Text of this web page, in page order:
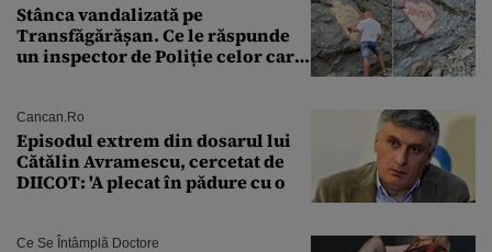
Stânca vandalizată pe
Transfăgărășan. Ce le răspunde
un inspector de Poliție celor care
Cancan.ro
Episodul extrem din dosarul lui
Cătălin Avramescu, cercetat de
DIICOT: 'A plecat în pădure cu o
Ce Se Întâmplă Doctore